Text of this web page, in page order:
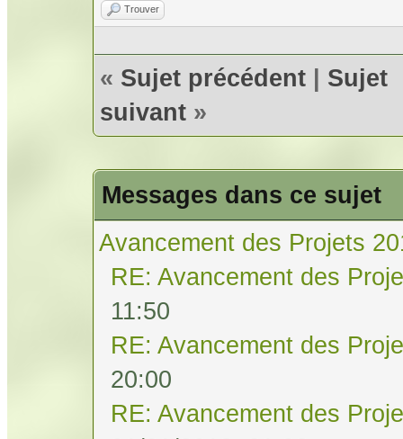
Trouver
« Sujet précédent | Sujet
suivant »
Messages dans ce sujet
Avancement des Projets
RE: Avancement des
11:50
RE: Avancement des
20:00
RE: Avancement des